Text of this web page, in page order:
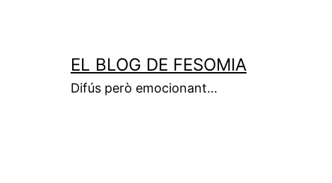
EL BLOG DE FESOMIA
Difús però emocionant…